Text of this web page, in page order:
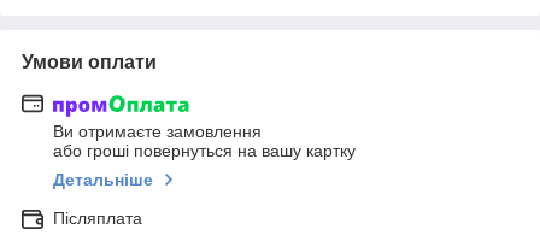
Умови оплати
Ви отримаєте замовлення
або гроші повернуться на вашу картку
Детальніше
Післяплата